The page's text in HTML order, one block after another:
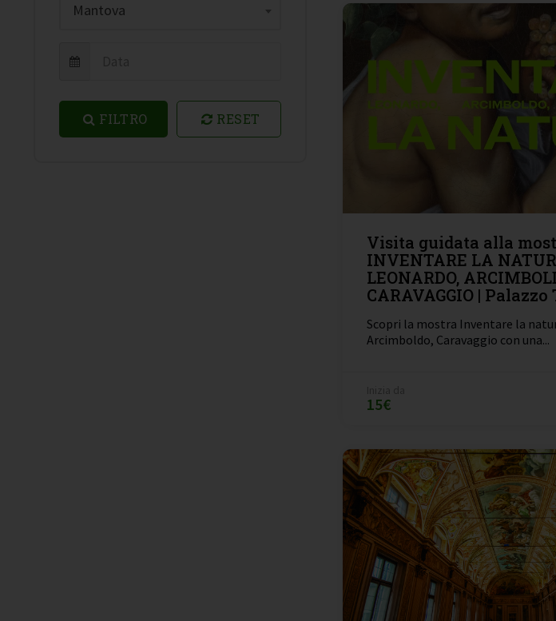
Mantova
FILTRO RESET
Visita guidata alla
INVENTARE LA
LEONARDO,
CARAVAGGIO |
Scopri la mostra Inventare la
Arcimboldo, Caravaggio con una...
15€